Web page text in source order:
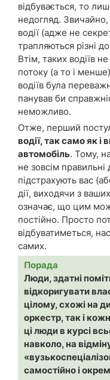
відбувається, то
недогляд. Звичайно,
водії (адже не
трапляються різні
Втім, таких водіїв
потоку (а то і
водіїв була
панував би
неможливо.
Отже, перший
водії, так само як і
автомобіль. Тому,
не зовсім правильні
підстрахують вас
дії, виходячи з
означає, що цим
постійно. Просто
відбуватиметься,
самих.
Порада
Люди, здатні
відкоригувати
цілому, схожі на
оркестр, так і
ці люди в курсі
навколо, на
самостійно і